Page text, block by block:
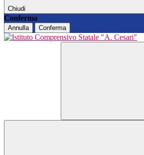
Chiudi
Conferma
Annulla Conferma